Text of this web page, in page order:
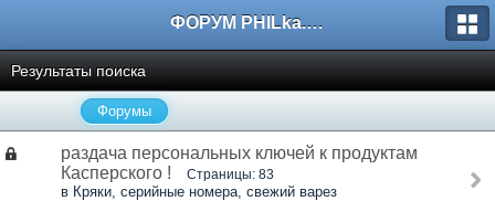
ФОРУМ PHILka.RU
Результаты поиска
Форумы
раздача персональных ключей к продуктам
Касперского !
Страницы: 83
в Кряки, серийные номера, свежий варез